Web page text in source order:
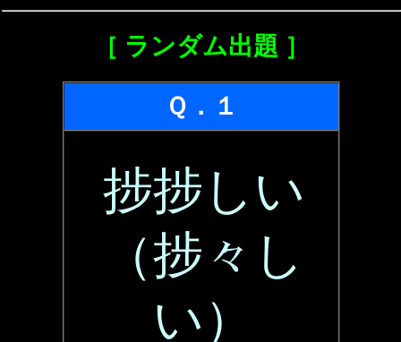
［ ランダム出題 ］
Ｑ．１
捗捗しい
（捗々し
い）